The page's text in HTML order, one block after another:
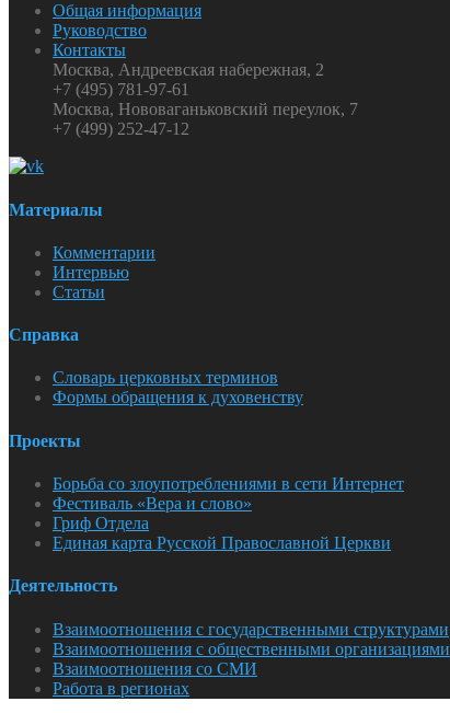
Общая информация
Руководство
Контакты
Москва, Андреевская набережная, 2
+7 (495) 781-97-61
Москва, Нововаганьковский переулок, 7
+7 (499) 252-47-12
Материалы
Комментарии
Интервью
Статьи
Справка
Словарь церковных терминов
Формы обращения к духовенству
Проекты
Борьба со злоупотреблениями в сети Интернет
Фестиваль «Вера и слово»
Гриф Отдела
Единая карта Русской Православной Церкви
Деятельность
Взаимоотношения с государственными структурами
Взаимоотношения с общественными организациями
Взаимоотношения со СМИ
Работа в регионах